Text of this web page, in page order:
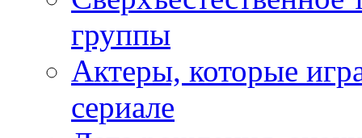
группы
Актеры, которые
сериале